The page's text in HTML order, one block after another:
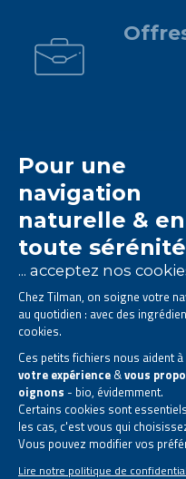
Le laboratoire
Il vous propose des
Des produits conçus
Tous droits